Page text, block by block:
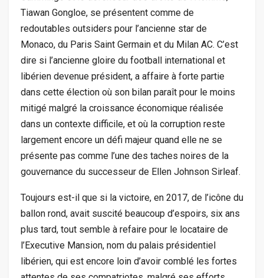
Tiawan Gongloe, se présentent comme de
redoutables outsiders pour l’ancienne star de
Monaco, du Paris Saint Germain et du Milan AC. C’est
dire si l’ancienne gloire du football international et
libérien devenue président, a affaire à forte partie
dans cette élection où son bilan paraît pour le moins
mitigé malgré la croissance économique réalisée
dans un contexte difficile, et où la corruption reste
largement encore un défi majeur quand elle ne se
présente pas comme l’une des taches noires de la
gouvernance du successeur de Ellen Johnson Sirleaf.
Toujours est-il que si la victoire, en 2017, de l’icône du
ballon rond, avait suscité beaucoup d’espoirs, six ans
plus tard, tout semble à refaire pour le locataire de
l’Executive Mansion, nom du palais présidentiel
libérien, qui est encore loin d’avoir comblé les fortes